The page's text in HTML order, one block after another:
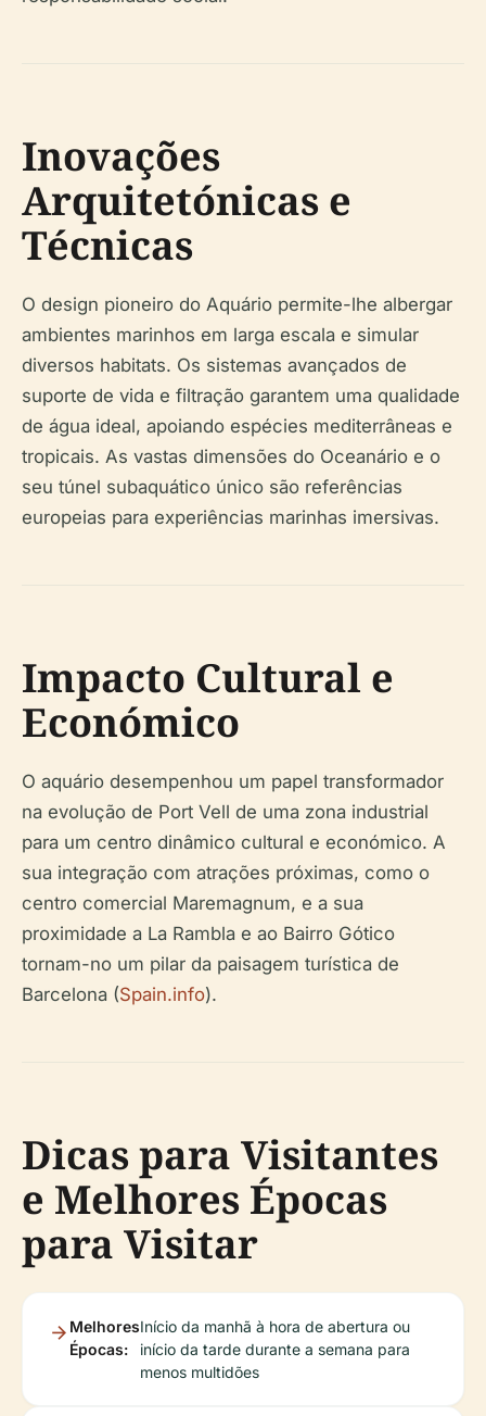
Inovações
Arquitetónicas e
Técnicas
O design pioneiro do Aquário permite-lhe albergar
ambientes marinhos em larga escala e simular
diversos habitats. Os sistemas avançados de
suporte de vida e filtração garantem uma qualidade
de água ideal, apoiando espécies mediterrâneas e
tropicais. As vastas dimensões do Oceanário e o
seu túnel subaquático único são referências
europeias para experiências marinhas imersivas.
Impacto Cultural e
Económico
O aquário desempenhou um papel transformador
na evolução de Port Vell de uma zona industrial
para um centro dinâmico cultural e económico. A
sua integração com atrações próximas, como o
centro comercial Maremagnum, e a sua
proximidade a La Rambla e ao Bairro Gótico
tornam-no um pilar da paisagem turística de
Barcelona (Spain.info).
Dicas para Visitantes
e Melhores Épocas
para Visitar
Melhores
Épocas:
Início da manhã à hora de abertura ou
início da tarde durante a semana para
menos multidões